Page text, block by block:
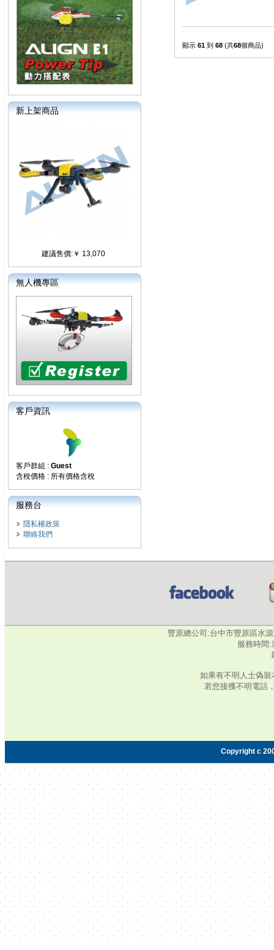
新上架商品
建議售價:￥ 13,070
無人機專區
客戶資訊
客戶群組 : Guest
含稅價格 : 所有價格含稅
服務台
隱私權政策
聯絡我們
顯示 61 到 68 (共68個商品)
豐原總公司:台中市豐原區水
服務時間:
如果有不明人士偽
若您接獲不明電話
Copyright c